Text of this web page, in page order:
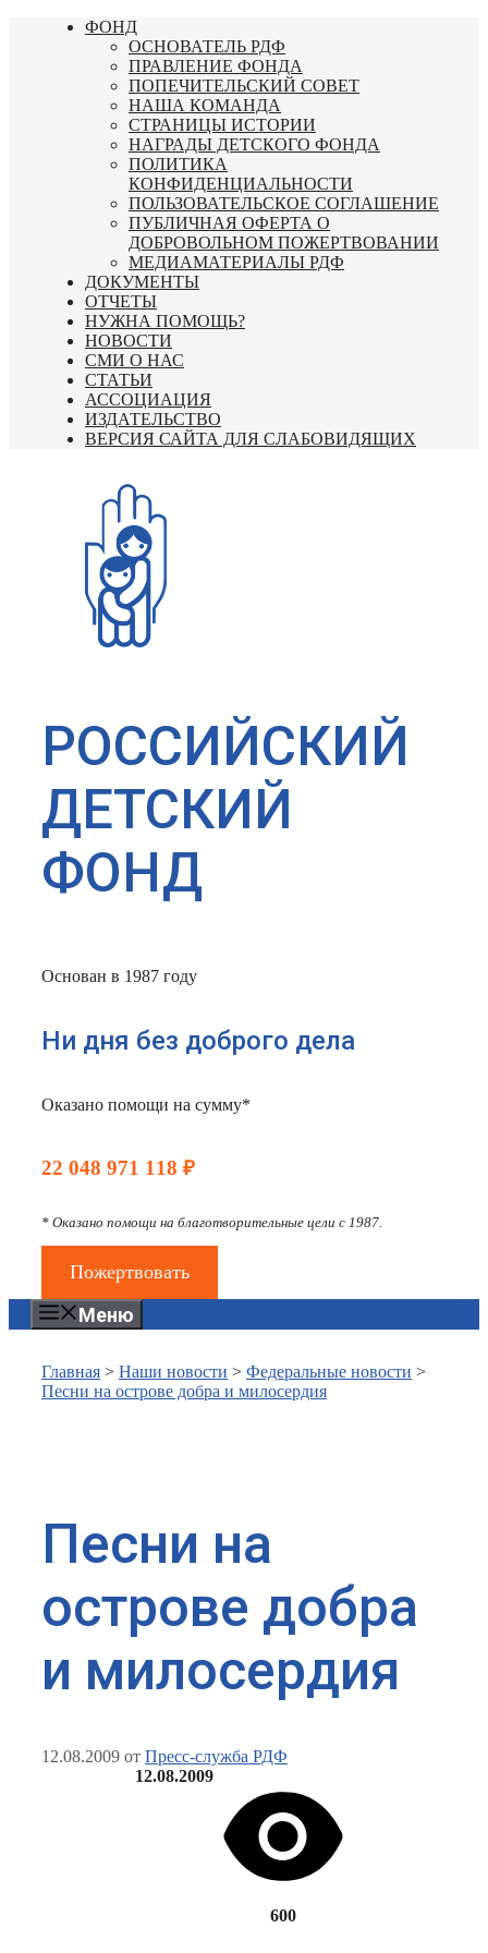
Перейти
ФОНД
ОСНОВАТЕЛЬ РДФ
ПРАВЛЕНИЕ ФОНДА
ПОПЕЧИТЕЛЬСКИЙ СОВЕТ
НАША КОМАНДА
СТРАНИЦЫ ИСТОРИИ
НАГРАДЫ ДЕТСКОГО ФОНДА
ПОЛИТИКА
КОНФИДЕНЦИАЛЬНОСТИ
ПОЛЬЗОВАТЕЛЬСКОЕ СОГЛАШЕНИЕ
ПУБЛИЧНАЯ ОФЕРТА О
ДОБРОВОЛЬНОМ ПОЖЕРТВОВАНИИ
МЕДИАМАТЕРИАЛЫ РДФ
ДОКУМЕНТЫ
ОТЧЕТЫ
НУЖНА ПОМОЩЬ?
НОВОСТИ
СМИ О НАС
СТАТЬИ
АССОЦИАЦИЯ
ИЗДАТЕЛЬСТВО
ВЕРСИЯ САЙТА ДЛЯ СЛАБОВИДЯЩИХ
РОССИЙСКИЙ
ДЕТСКИЙ
ФОНД
Основан в 1987 году
Ни дня без доброго дела
Оказано помощи на сумму*
22 048 971 118 ₽
* Оказано помощи на благотворительные цели с 1987.
Пожертвовать
Меню
Главная > Наши новости > Федеральные новости >
Песни на острове добра и милосердия
Песни на
острове добра
и милосердия
12.08.2009 от Пресс-служба РДФ
12.08.2009
600